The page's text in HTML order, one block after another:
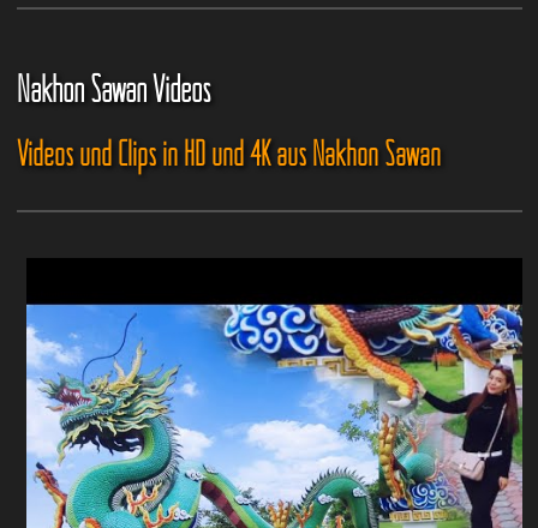
Nakhon Sawan Videos
Videos und Clips in HD und 4K aus Nakhon Sawan